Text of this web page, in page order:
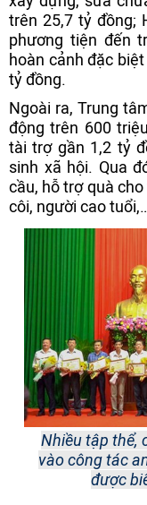
trên 25,7 tỷ đồng;
phương tiện đến
hoàn cảnh đặc
tỷ đồng.
Ngoài ra, Trung
động trên 600
tài trợ gần 1,2 tỷ
sinh xã hội. Qua
cầu, hỗ trợ quà
côi, người cao
Nhiều tập thể,
vào công tác
được